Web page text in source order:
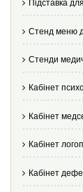
Підставка
Стенд меню
Стенди
Кабінет
Кабінет
Кабінет
Кабінет